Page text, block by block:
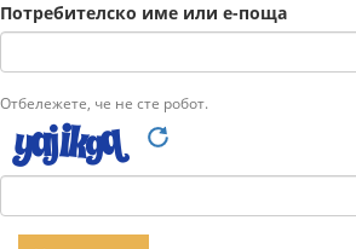
Потребителско име или е-поща
Отбележете, че не сте робот.